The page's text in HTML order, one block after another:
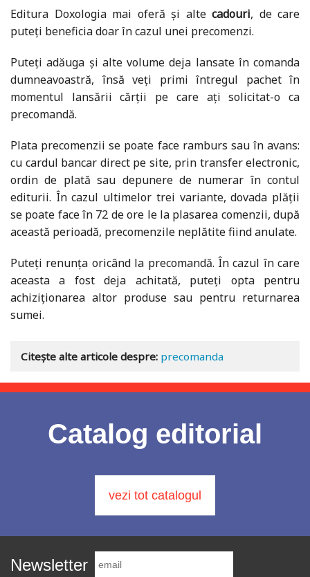
Editura Doxologia mai oferă și alte cadouri, de care
puteți beneficia doar în cazul unei precomenzi.
Puteți adăuga și alte volume deja lansate în comanda
dumneavoastră, însă veți primi întregul pachet în
momentul lansării cărții pe care ați solicitat-o ca
precomandă.
Plata precomenzii se poate face ramburs sau în avans:
cu cardul bancar direct pe site, prin transfer electronic,
ordin de plată sau depunere de numerar în contul
editurii. În cazul ultimelor trei variante, dovada plății
se poate face în 72 de ore le la plasarea comenzii, după
această perioadă, precomenzile neplătite fiind anulate.
Puteți renunța oricând la precomandă. În cazul în care
aceasta a fost deja achitată, puteți opta pentru
achiziționarea altor produse sau pentru returnarea
sumei.
Citește alte articole despre: precomanda
Catalog editorial
vezi tot catalogul
Newsletter